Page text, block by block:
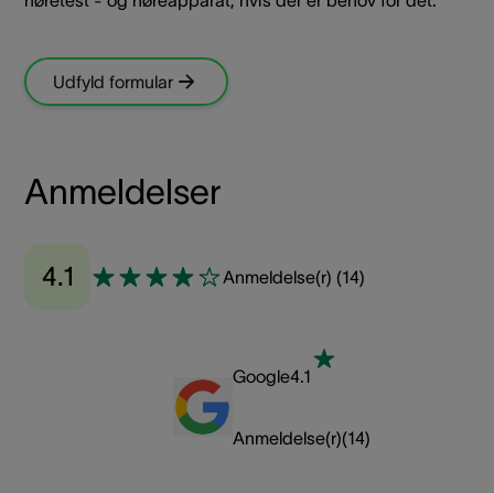
Udfyld formular
Anmeldelser
4.1 Anmeldelse(r) (14)
Google4.1
Anmeldelse(r)(14)